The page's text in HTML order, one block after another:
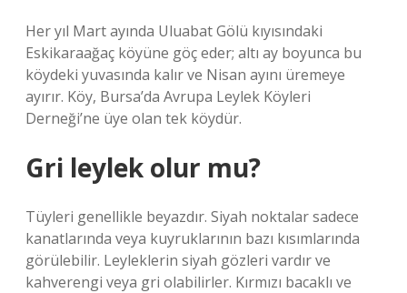
Her yıl Mart ayında Uluabat Gölü kıyısındaki
Eskikaraağaç köyüne göç eder; altı ay boyunca bu
köydeki yuvasında kalır ve Nisan ayını üremeye
ayırır. Köy, Bursa’da Avrupa Leylek Köyleri
Derneği’ne üye olan tek köydür.
Gri leylek olur mu?
Tüyleri genellikle beyazdır. Siyah noktalar sadece
kanatlarında veya kuyruklarının bazı kısımlarında
görülebilir. Leyleklerin siyah gözleri vardır ve
kahverengi veya gri olabilirler. Kırmızı bacaklı ve